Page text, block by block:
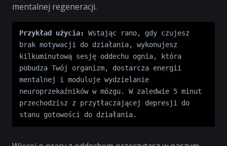
mentalnej regeneracji.
Przykład użycia:
Wstając rano, gdy czujesz
brak motywacji do działania, wykonujesz
kilkuminutową sesję oddechu ognia, która
pobudza Twój organizm, dostarcza energii
mentalnej i moduluje wydzielanie
neuroprzekaźników w mózgu. W zaledwie 5 minut
przechodzisz z przytłaczającej depresji do
stanu gotowości do działania.